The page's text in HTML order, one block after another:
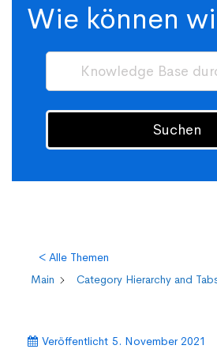
Layout
Wie können
Suchen
< Alle Themen
Main
Category Hierarchy and
Veröffentlicht 5. November 2021